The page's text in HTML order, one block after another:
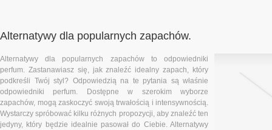
Alternatywy dla popularnych zapachów.
Alternatywy dla popularnych zapachów to odpowiedniki
perfum. Zastanawiasz się, jak znaleźć idealny zapach, który
podkreśli Twój styl? Odpowiedzią na te pytania są właśnie
odpowiedniki perfum. Dostępne w szerokim wyborze
zapachów, mogą zaskoczyć swoją trwałością i intensywnością.
Wystarczy spróbować kilku różnych propozycji, aby znaleźć ten
jedyny, który będzie idealnie pasował do Ciebie. Alternatywy